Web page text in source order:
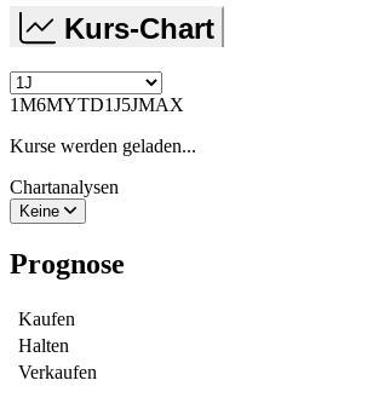
Kurs-Chart
1M6MYTD1J5JMAX
Kurse werden geladen...
Chartanalysen
Keine
Prognose
Kaufen
Halten
Verkaufen